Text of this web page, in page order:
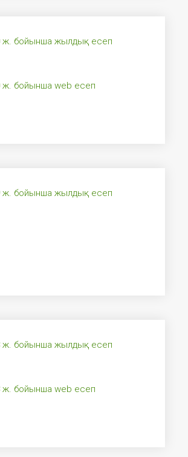
ж. бойынша жылдық есеп
ж. бойынша web есеп
ж. бойынша жылдық есеп
ж. бойынша жылдық есеп
ж. бойынша web есеп